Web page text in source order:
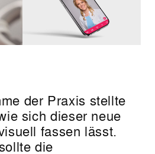
der Praxis stellte
sich dieser neue
fassen lässt.
die